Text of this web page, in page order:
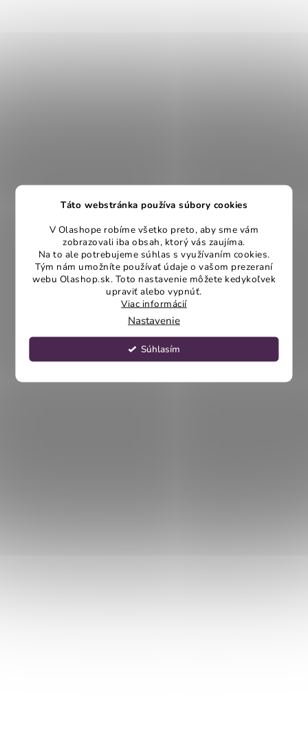
Táto webstránka používa súbory cookies
V Olashope robíme všetko preto, aby sme vám
zobrazovali iba obsah, ktorý vás zaujíma.
Na to ale potrebujeme súhlas s využívaním cookies.
Tým nám umožníte používať údaje o vašom prezeraní
webu Olashop.sk. Toto nastavenie môžete kedykoľvek
upraviť alebo vypnúť.
Viac informácií
Nastavenie
Súhlasím